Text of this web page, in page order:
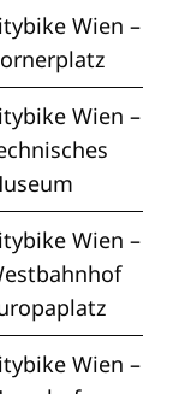
Wien –
Wien –
Wien –
Wien –